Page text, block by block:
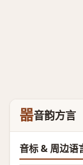
噐音韵方言
音标 & 周边语